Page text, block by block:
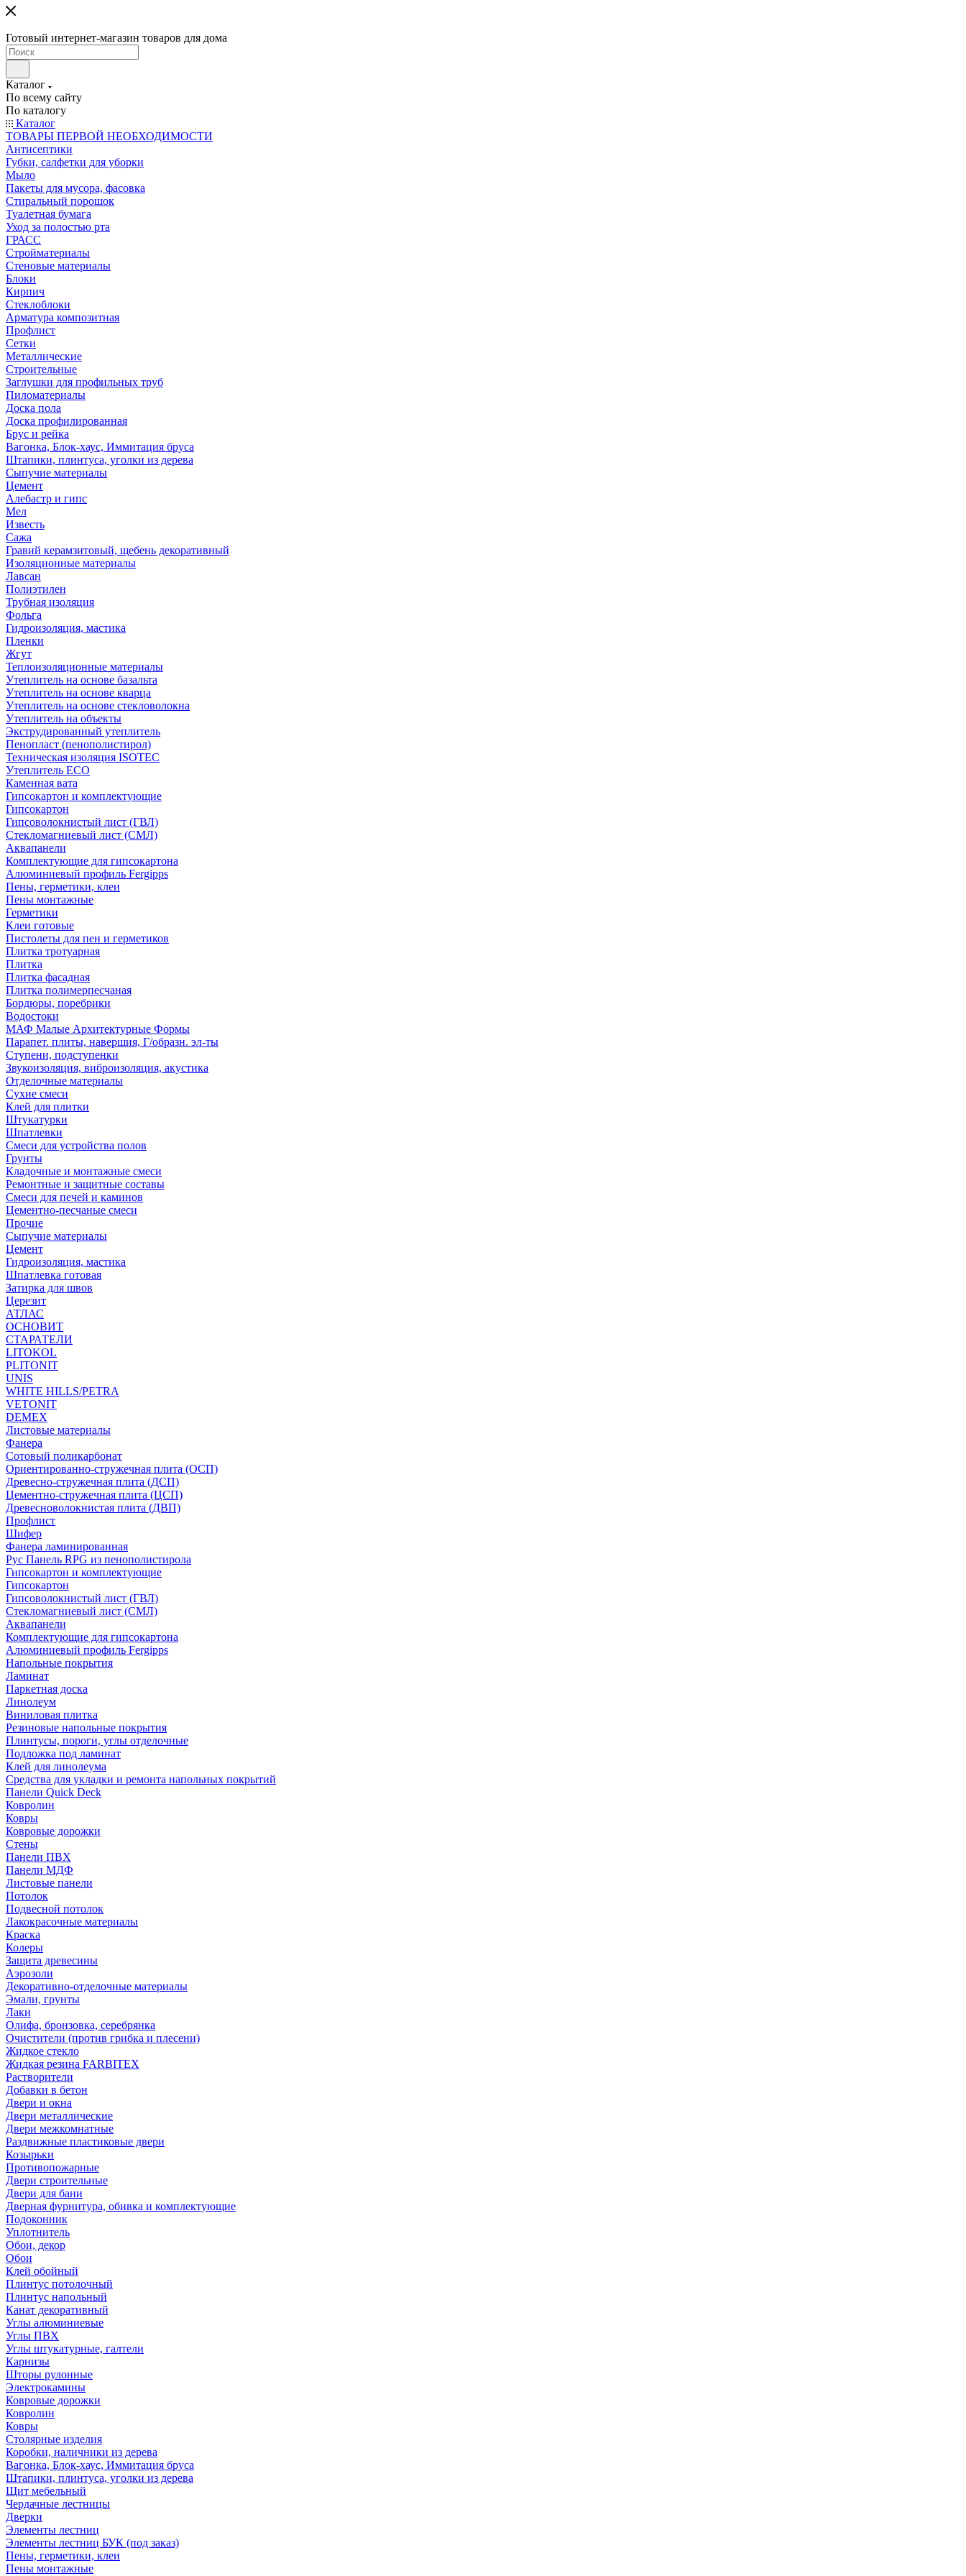
Готовый интернет-магазин товаров для дома
Каталог
По всему сайту
По каталогу
Каталог
ТОВАРЫ ПЕРВОЙ НЕОБХОДИМОСТИ
Антисептики
Губки, салфетки для уборки
Мыло
Пакеты для мусора, фасовка
Стиральный порошок
Туалетная бумага
Уход за полостью рта
ГРАСС
Стройматериалы
Стеновые материалы
Блоки
Кирпич
Стеклоблоки
Арматура композитная
Профлист
Сетки
Металлические
Строительные
Заглушки для профильных труб
Пиломатериалы
Доска пола
Доска профилированная
Брус и рейка
Вагонка, Блок-хаус, Иммитация бруса
Штапики, плинтуса, уголки из дерева
Сыпучие материалы
Цемент
Алебастр и гипс
Мел
Известь
Сажа
Гравий керамзитовый, щебень декоративный
Изоляционные материалы
Лавсан
Полиэтилен
Трубная изоляция
Фольга
Гидроизоляция, мастика
Пленки
Жгут
Теплоизоляционные материалы
Утеплитель на основе базальта
Утеплитель на основе кварца
Утеплитель на основе стекловолокна
Утеплитель на объекты
Экструдированный утеплитель
Пенопласт (пенополистирол)
Техническая изоляция ISOTEC
Утеплитель ECO
Каменная вата
Гипсокартон и комплектующие
Гипсокартон
Гипсоволокнистый лист (ГВЛ)
Стекломагниевый лист (СМЛ)
Аквапанели
Комплектующие для гипсокартона
Алюминиевый профиль Fergipps
Пены, герметики, клеи
Пены монтажные
Герметики
Клеи готовые
Пистолеты для пен и герметиков
Плитка тротуарная
Плитка
Плитка фасадная
Плитка полимерпесчаная
Бордюры, поребрики
Водостоки
МАФ Малые Архитектурные Формы
Парапет. плиты, навершия, Г/образн. эл-ты
Ступени, подступенки
Звукоизоляция, виброизоляция, акустика
Отделочные материалы
Сухие смеси
Клей для плитки
Штукатурки
Шпатлевки
Смеси для устройства полов
Грунты
Кладочные и монтажные смеси
Ремонтные и защитные составы
Смеси для печей и каминов
Цементно-песчаные смеси
Прочие
Сыпучие материалы
Цемент
Гидроизоляция, мастика
Шпатлевка готовая
Затирка для швов
Церезит
АТЛАС
ОСНОВИТ
СТАРАТЕЛИ
LITOKOL
PLITONIT
UNIS
WHITE HILLS/PETRA
VETONIT
DEMEX
Листовые материалы
Фанера
Сотовый поликарбонат
Ориентированно-стружечная плита (ОСП)
Древесно-стружечная плита (ДСП)
Цементно-стружечная плита (ЦСП)
Древесноволокнистая плита (ДВП)
Профлист
Шифер
Фанера ламинированная
Рус Панель RPG из пенополистирола
Гипсокартон и комплектующие
Гипсокартон
Гипсоволокнистый лист (ГВЛ)
Стекломагниевый лист (СМЛ)
Аквапанели
Комплектующие для гипсокартона
Алюминиевый профиль Fergipps
Напольные покрытия
Ламинат
Паркетная доска
Линолеум
Виниловая плитка
Резиновые напольные покрытия
Плинтусы, пороги, углы отделочные
Подложка под ламинат
Клей для линолеума
Средства для укладки и ремонта напольных покрытий
Панели Quick Deck
Ковролин
Ковры
Ковровые дорожки
Стены
Панели ПВХ
Панели МДФ
Листовые панели
Потолок
Подвесной потолок
Лакокрасочные материалы
Краска
Колеры
Защита древесины
Аэрозоли
Декоративно-отделочные материалы
Эмали, грунты
Лаки
Олифа, бронзовка, серебрянка
Очистители (против грибка и плесени)
Жидкое стекло
Жидкая резина FARBITEX
Растворители
Добавки в бетон
Двери и окна
Двери металлические
Двери межкомнатные
Раздвижные пластиковые двери
Козырьки
Противопожарные
Двери строительные
Двери для бани
Дверная фурнитура, обивка и комплектующие
Подоконник
Уплотнитель
Обои, декор
Обои
Клей обойный
Плинтус потолочный
Плинтус напольный
Канат декоративный
Углы алюминиевые
Углы ПВХ
Углы штукатурные, галтели
Карнизы
Шторы рулонные
Электрокамины
Ковровые дорожки
Ковролин
Ковры
Столярные изделия
Коробки, наличники из дерева
Вагонка, Блок-хаус, Иммитация бруса
Штапики, плинтуса, уголки из дерева
Щит мебельный
Чердачные лестницы
Дверки
Элементы лестниц
Элементы лестниц БУК (под заказ)
Пены, герметики, клеи
Пены монтажные